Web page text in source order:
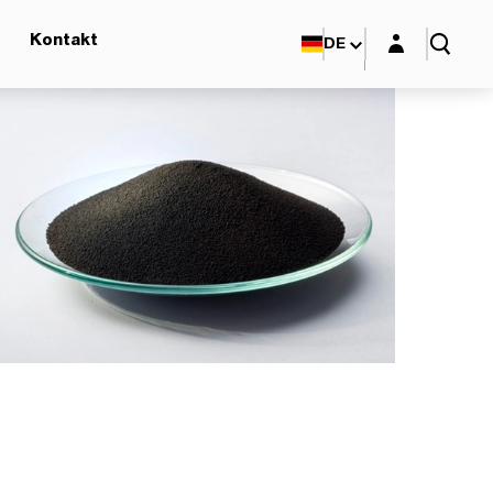
Kontakt DE Login-Maske